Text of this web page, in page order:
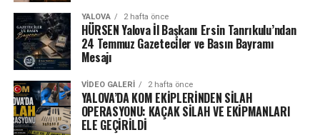
YALOVA 2 hafta önce
HÜRSEN Yalova İl Başkanı Ersin Tanrıkulu’ndan
24 Temmuz Gazeteciler ve Basın Bayramı
Mesajı
VIDEO GALERI 2 hafta önce
YALOVA’DA KOM EKİPLERİNDEN SİLAH
OPERASYONU: KAÇAK SİLAH VE EKİPMANLARI
ELE GEÇİRİLDİ